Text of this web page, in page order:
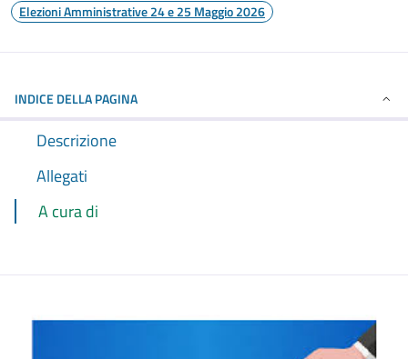
Elezioni Amministrative 24 e 25 Maggio 2026
INDICE DELLA PAGINA
Descrizione
Allegati
A cura di